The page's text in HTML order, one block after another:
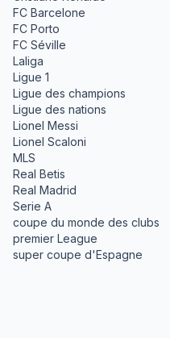
FC Barcelone
FC Porto
FC Séville
Laliga
Ligue 1
Ligue des champions
Ligue des nations
Lionel Messi
Lionel Scaloni
MLS
Real Betis
Real Madrid
Serie A
coupe du monde des clubs
premier League
super coupe d'Espagne